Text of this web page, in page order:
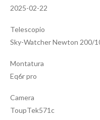
2025-02-22
Telescopio
Sky-Watcher Newton 200/
Montatura
Eq6r pro
Camera
ToupTek571c